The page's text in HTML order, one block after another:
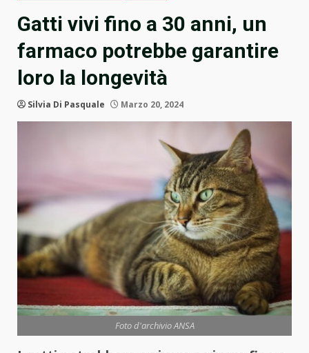
Gatti vivi fino a 30 anni, un
farmaco potrebbe garantire
loro la longevità
Silvia Di Pasquale Marzo 20, 2024
Foto d'archivio ANSA